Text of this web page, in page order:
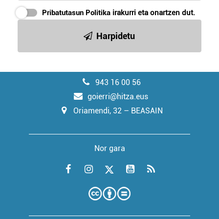
Pribatutasun Politika irakurri eta onartzen dut.
Harpidetu
943 16 00 56
goierri@hitza.eus
Oriamendi, 32 – BEASAIN
Nor gara